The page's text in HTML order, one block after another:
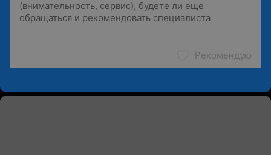
Рекомендую